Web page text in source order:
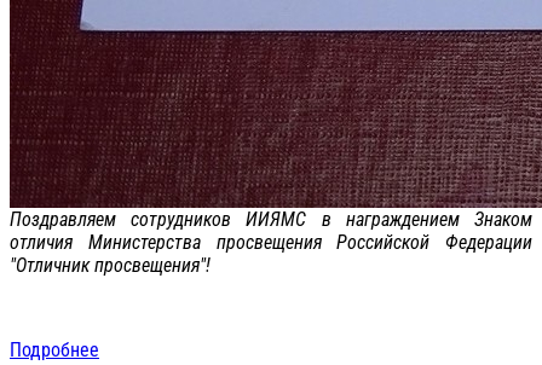
Поздравляем сотрудников ИИЯМС в награждением Знаком
отличия Министерства просвещения Российской Федерации
"Отличник просвещения"!
Подробнее